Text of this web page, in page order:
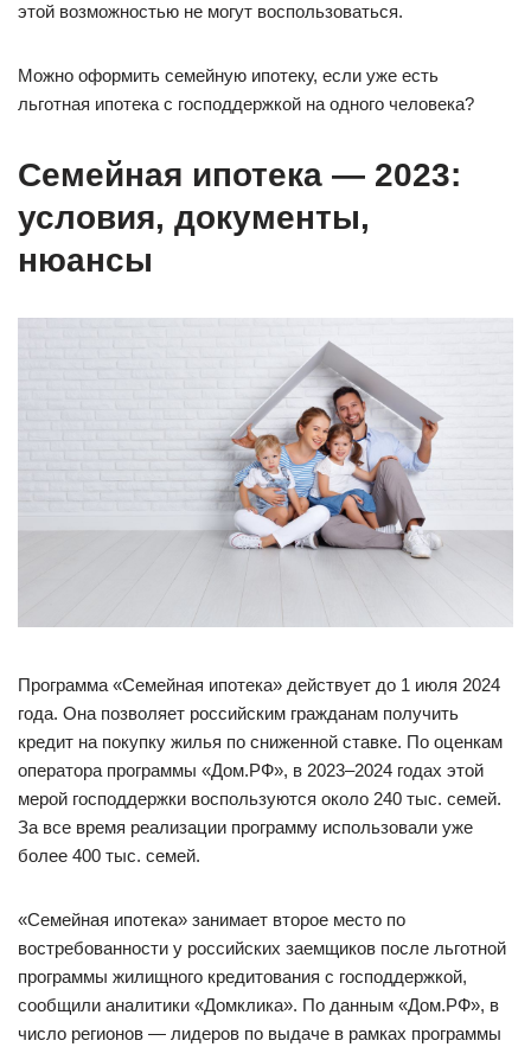
этой возможностью не могут воспользоваться.
Можно оформить семейную ипотеку, если уже есть
льготная ипотека с господдержкой на одного человека?
Семейная ипотека — 2023:
условия, документы,
нюансы
Программа «Семейная ипотека» действует до 1 июля 2024
года. Она позволяет российским гражданам получить
кредит на покупку жилья по сниженной ставке. По оценкам
оператора программы «Дом.РФ», в 2023–2024 годах этой
мерой господдержки воспользуются около 240 тыс. семей.
За все время реализации программу использовали уже
более 400 тыс. семей.
«Семейная ипотека» занимает второе место по
востребованности у российских заемщиков после льготной
программы жилищного кредитования с господдержкой,
сообщили аналитики «Домклика». По данным «Дом.РФ», в
число регионов — лидеров по выдаче в рамках программы